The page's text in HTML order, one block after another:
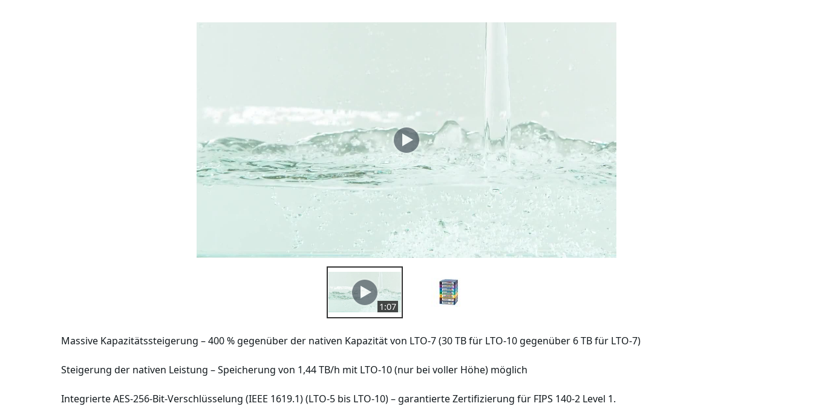
1:07
Massive Kapazitätssteigerung – 400 % gegenüber der nativen Kapazität von LTO-7 (30 TB für LTO-10 gegenüber 6 TB für LTO-7)
Steigerung der nativen Leistung – Speicherung von 1,44 TB/h mit LTO-10 (nur bei voller Höhe) möglich
Integrierte AES-256-Bit-Verschlüsselung (IEEE 1619.1) (LTO-5 bis LTO-10) – garantierte Zertifizierung für FIPS 140-2 Level 1.